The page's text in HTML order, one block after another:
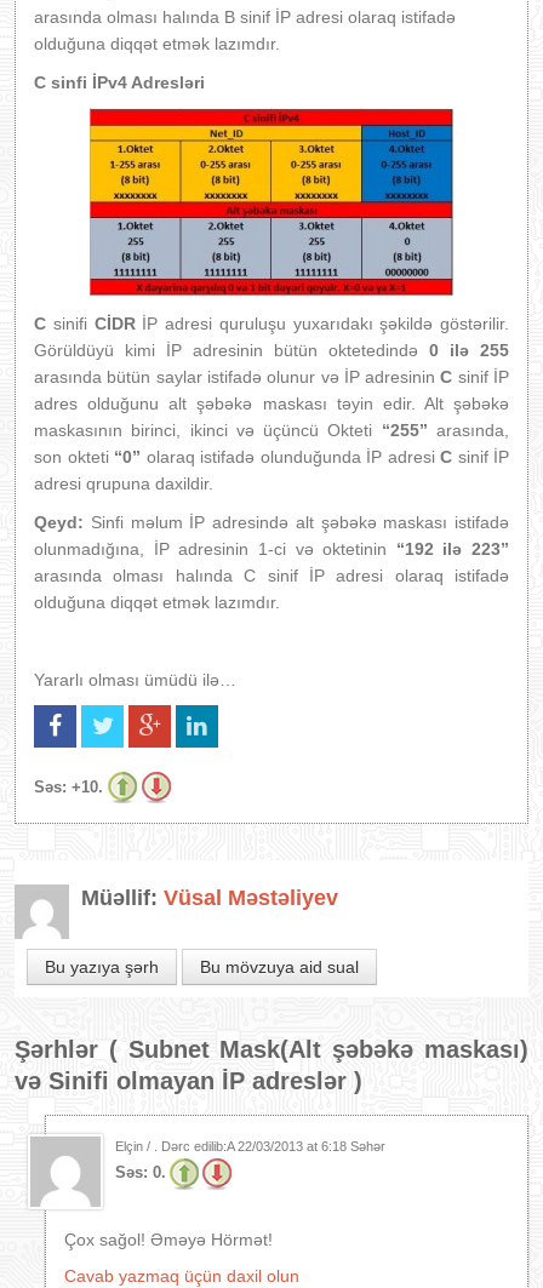
arasında olması halında B sinif İP adresi olaraq istifadə
olduğuna diqqət etmək lazımdır.
C sinfi İPv4 Adresləri
C sinifi CİDRİP adresi quruluşu yuxarıdakı şəkildə göstərilir.
Görüldüyü kimi İP adresinin bütün oktetedində 0 ilə 255
arasında bütün saylar istifadə olunur və İP adresinin C sinif İP
adres olduğunu alt şəbəkə maskası təyin edir. Alt şəbəkə
maskasının birinci, ikinci və üçüncü Okteti “255” arasında,
son okteti “0” olaraq istifadə olunduğunda İP adresi C sinif İP
adresi qrupuna daxildir.
Qeyd: Sinfi məlum İP adresində alt şəbəkə maskası istifadə
olunmadığına, İP adresinin 1-ci və oktetinin “192 ilə 223”
arasında olması halında C sinif İP adresi olaraq istifadə
olduğuna diqqət etmək lazımdır.
Yararlı olması ümüdü ilə…
Səs: +10.
Müəllif: Vüsal Məstəliyev
Bu yazıya şərh Bu mövzuya aid sual
Şərhlər ( Subnet Mask(Alt şəbəkə maskası)
və Sinifi olmayan İP adreslər )
Elçin / . Dərc edilib:A22/03/2013 at 6:18 Səhər
Səs: 0.
Çox sağol! Əməyə Hörmət!
Cavab yazmaq üçün daxil olun